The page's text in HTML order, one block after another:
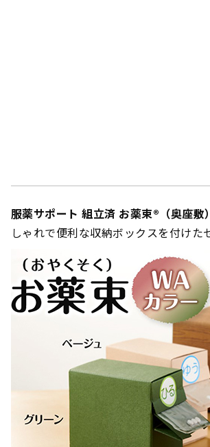
服薬サポート 組立済 お薬束®（奥座敷
しゃれで便利な収納ボックスを付けた